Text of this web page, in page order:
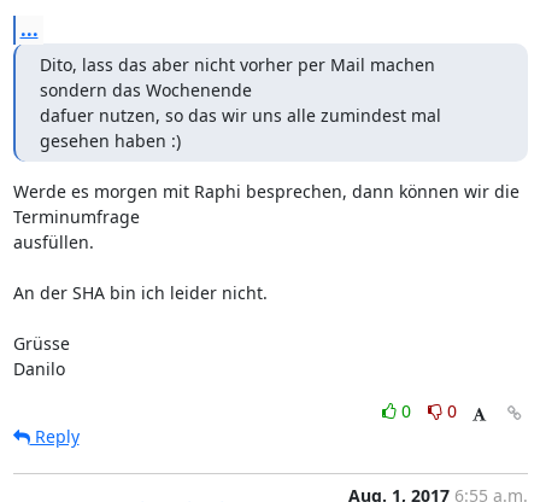
...
Dito, lass das aber nicht vorher per Mail machen
sondern das Wochenende
dafuer nutzen, so das wir uns alle zumindest mal
gesehen haben :)
Werde es morgen mit Raphi besprechen, dann können wir die
Terminumfrage
ausfüllen.
An der SHA bin ich leider nicht.
Grüsse
Danilo
0
0
Reply
Aug. 1, 2017 6:55 a.m.